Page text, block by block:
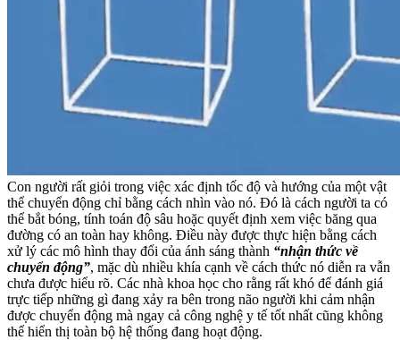
Con người rất giỏi trong việc xác định tốc độ và hướng của một vật
thể chuyển động chỉ bằng cách nhìn vào nó. Đó là cách người ta có
thể bắt bóng, tính toán độ sâu hoặc quyết định xem việc băng qua
đường có an toàn hay không. Điều này được thực hiện bằng cách
xử lý các mô hình thay đổi của ánh sáng thành “nhận thức về
chuyển động”, mặc dù nhiều khía cạnh về cách thức nó diễn ra vẫn
chưa được hiểu rõ. Các nhà khoa học cho rằng rất khó để đánh giá
trực tiếp những gì đang xảy ra bên trong não người khi cảm nhận
được chuyển động mà ngay cả công nghệ y tế tốt nhất cũng không
thể hiển thị toàn bộ hệ thống đang hoạt động.